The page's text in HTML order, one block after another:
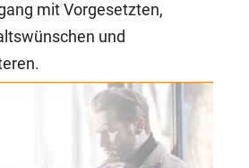
mit Vorgesetzten,
und